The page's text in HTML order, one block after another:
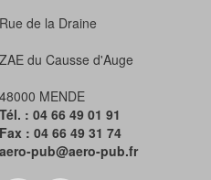
Rue de la Draine
ZAE du Causse d'Auge
48000 MENDE
Tél. : 04 66 49 01 91
Fax : 04 66 49 31 74
aero-pub@aero-pub.fr